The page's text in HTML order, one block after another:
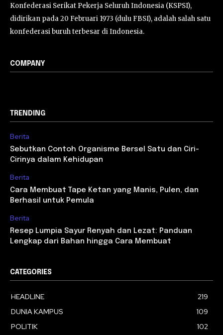
Konfederasi Serikat Pekerja Seluruh Indonesia (KSPSI),
didirikan pada 20 Februari 1973 (dulu FBSI), adalah salah satu
konfederasi buruh terbesar di Indonesia.
COMPANY
TRENDING
Berita
Sebutkan Contoh Organisme Bersel Satu dan Ciri-
Cirinya dalam Kehidupan
Berita
Cara Membuat Tape Ketan yang Manis, Pulen, dan
Berhasil untuk Pemula
Berita
Resep Lumpia Sayur Renyah dan Lezat: Panduan
Lengkap dari Bahan hingga Cara Membuat
CATEGORIES
HEADLINE
219
DUNIA KAMPUS
109
POLITIK
102